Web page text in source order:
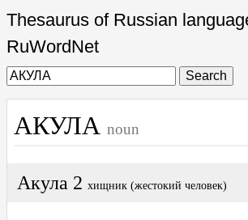
Thesaurus of Russian
RuWordNet
Search
АКУЛА noun
Акула 2 хищник (жестокий человек)